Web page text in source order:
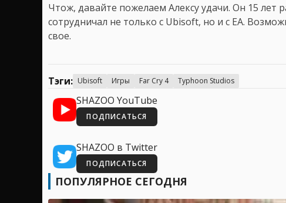
Чтож, давайте пожелаем Алексу удачи. Он 15 лет
сотрудничал не только с Ubisoft, но и с ЕА.
свое.
Тэги: Ubisoft Игры Far Cry 4 Typhoon Studios
SHAZOO YouTube
ПОДПИСАТЬСЯ
SHAZOO в Twitter
ПОДПИСАТЬСЯ
ПОПУЛЯРНОЕ СЕГОДНЯ